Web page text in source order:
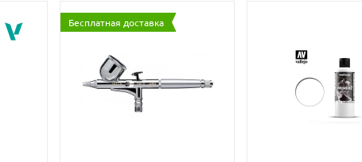
Бесплатная доставка